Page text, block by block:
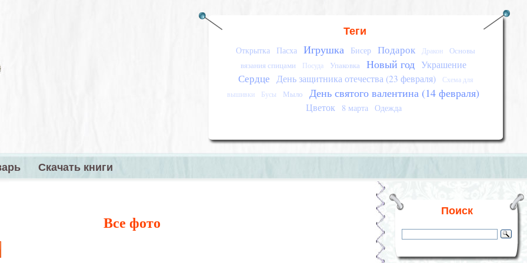
Теги
Открытка Пасха Игрушка Бисер Подарок Дракон
Основы
вязания спицами
Посуда Упаковка Новый год Украшение
Сердце День защитника отечества (23 февраля)
Схема для
вышивки
Бусы Мыло День святого валентина (14 февраля)
Цветок 8 марта Одежда
Скачать книги
Все фото
Поиск